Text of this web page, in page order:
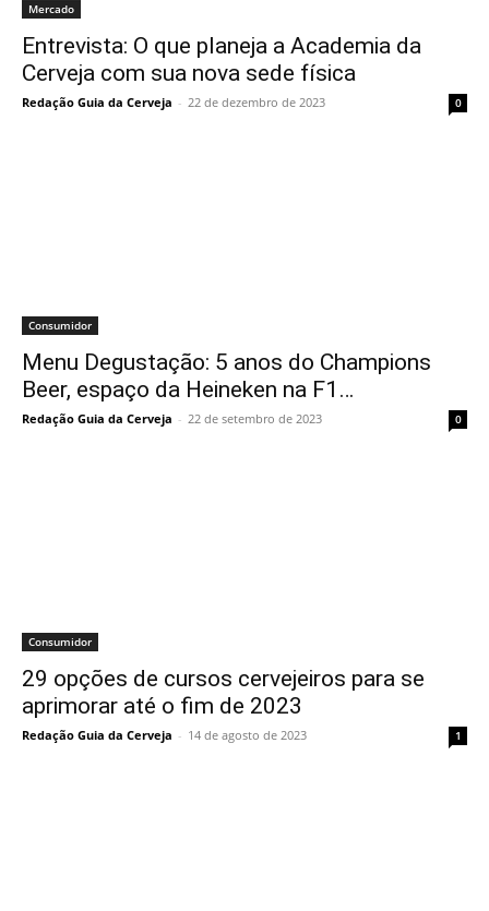
Mercado
Entrevista: O que planeja a Academia da
Cerveja com sua nova sede física
Redação Guia da Cerveja - 22 de dezembro de 2023 0
Consumidor
Menu Degustação: 5 anos do Champions
Beer, espaço da Heineken na F1…
Redação Guia da Cerveja - 22 de setembro de 2023 0
Consumidor
29 opções de cursos cervejeiros para se
aprimorar até o fim de 2023
Redação Guia da Cerveja - 14 de agosto de 2023 1